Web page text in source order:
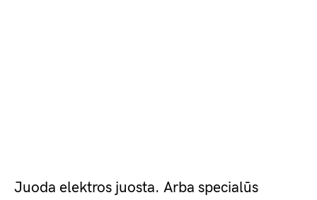
Juoda elektros juosta. Arba specialūs